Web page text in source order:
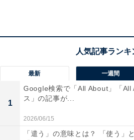
も寄せられました。
最新 一週間
1
Google検索で「All About」「All
ス」の記事が...
2026/06/15
「遣う」の意味とは？ 「使う」